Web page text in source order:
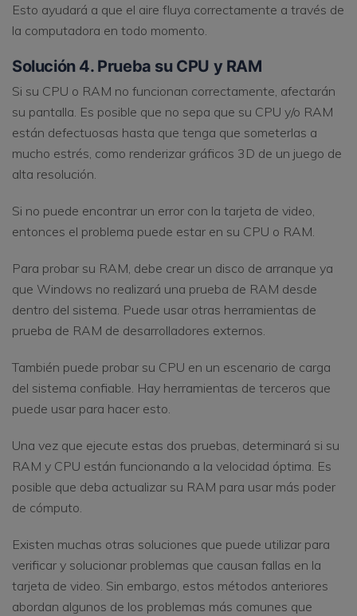
Esto ayudará a que el aire fluya correctamente a través de
la computadora en todo momento.
Solución 4. Prueba su CPU y RAM
Si su CPU o RAM no funcionan correctamente, afectarán
su pantalla. Es posible que no sepa que su CPU y/o RAM
están defectuosas hasta que tenga que someterlas a
mucho estrés, como renderizar gráficos 3D de un juego de
alta resolución.
Si no puede encontrar un error con la tarjeta de video,
entonces el problema puede estar en su CPU o RAM.
Para probar su RAM, debe crear un disco de arranque ya
que Windows no realizará una prueba de RAM desde
dentro del sistema. Puede usar otras herramientas de
prueba de RAM de desarrolladores externos.
También puede probar su CPU en un escenario de carga
del sistema confiable. Hay herramientas de terceros que
puede usar para hacer esto.
Una vez que ejecute estas dos pruebas, determinará si su
RAM y CPU están funcionando a la velocidad óptima. Es
posible que deba actualizar su RAM para usar más poder
de cómputo.
Existen muchas otras soluciones que puede utilizar para
verificar y solucionar problemas que causan fallas en la
tarjeta de video. Sin embargo, estos métodos anteriores
abordan algunos de los problemas más comunes que